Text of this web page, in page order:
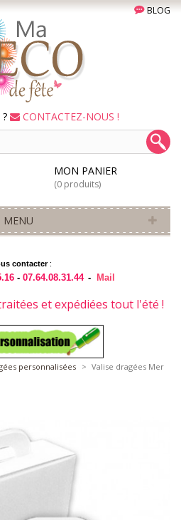
BLOG
CONTACTEZ-NOUS !
MON PANIER
(0 produits)
MENU
contacter:
-07.64.08.31.44 - Mail
et expédiées tout l'été !
personnalisées > Valise dragées Mer